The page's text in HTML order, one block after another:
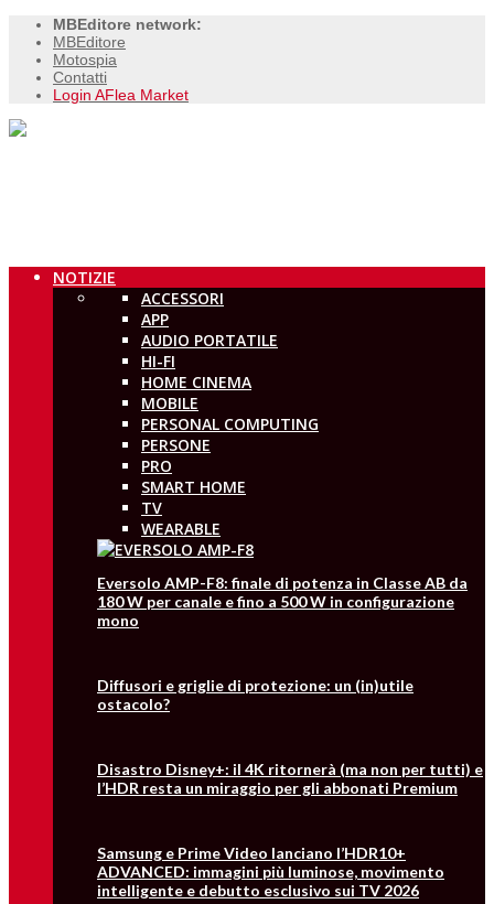
MBEditore network:
MBEditore
Motospia
Contatti
Login AFlea Market
NOTIZIE
ACCESSORI
APP
AUDIO PORTATILE
HI-FI
HOME CINEMA
MOBILE
PERSONAL COMPUTING
PERSONE
PRO
SMART HOME
TV
WEARABLE
Eversolo AMP-F8: finale di potenza in Classe AB da
180 W per canale e fino a 500 W in configurazione
mono
Diffusori e griglie di protezione: un (in)utile
ostacolo?
Disastro Disney+: il 4K ritornerà (ma non per tutti) e
l’HDR resta un miraggio per gli abbonati Premium
Samsung e Prime Video lanciano l’HDR10+
ADVANCED: immagini più luminose, movimento
intelligente e debutto esclusivo sui TV 2026